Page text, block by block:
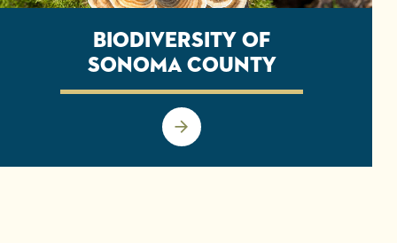
Biodiversity of
Sonoma County